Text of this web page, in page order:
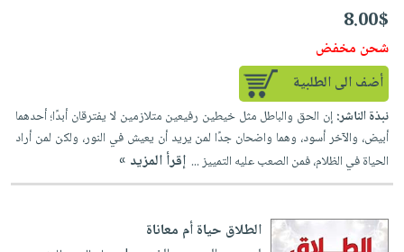
8.00$
شحن مخفض
أضف الى الطلبية
نبذة الناشر:إن الحق والباطل مثل خيطين رفيعين متلازمين لا يفترقان أبدًا؛ أحدهما
أبيض، والآخر أسود، وهما واضحان جدًا لمن يريد أن يعيش في النور، ولكن لمن أراد
الحياة في الظلام، فمن الصعب عليه التمييز ... إقرأ المزيد »
الطلاق حياة أم معاناة